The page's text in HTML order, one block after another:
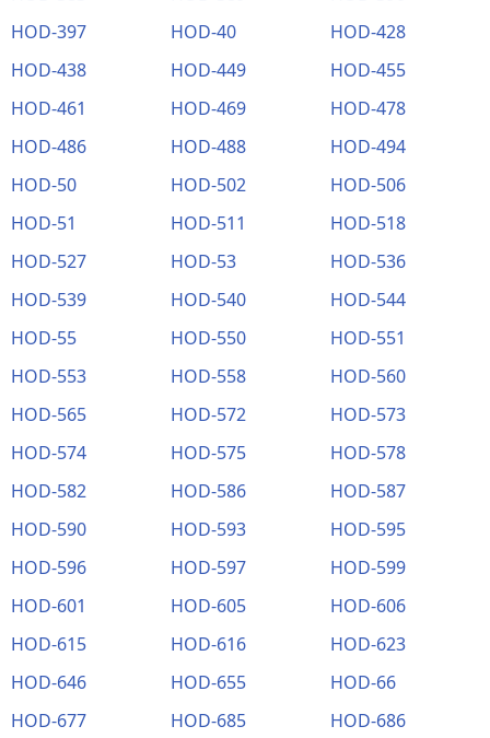
HOD-397
HOD-40
HOD-428
HOD-438
HOD-449
HOD-455
HOD-461
HOD-469
HOD-478
HOD-486
HOD-488
HOD-494
HOD-50
HOD-502
HOD-506
HOD-51
HOD-511
HOD-518
HOD-527
HOD-53
HOD-536
HOD-539
HOD-540
HOD-544
HOD-55
HOD-550
HOD-551
HOD-553
HOD-558
HOD-560
HOD-565
HOD-572
HOD-573
HOD-574
HOD-575
HOD-578
HOD-582
HOD-586
HOD-587
HOD-590
HOD-593
HOD-595
HOD-596
HOD-597
HOD-599
HOD-601
HOD-605
HOD-606
HOD-615
HOD-616
HOD-623
HOD-646
HOD-655
HOD-66
HOD-677
HOD-685 HOD-686